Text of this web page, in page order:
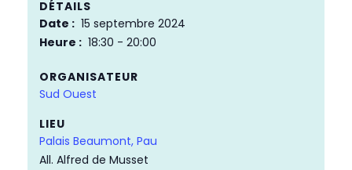
DÉTAILS
Date : 15 septembre 2024
Heure : 18:30 - 20:00
ORGANISATEUR
Sud Ouest
LIEU
Palais Beaumont, Pau
All. Alfred de Musset